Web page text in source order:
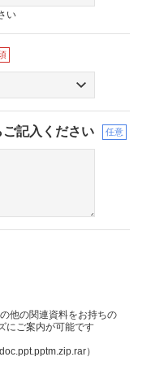
い
記入ください 任意
他の関連資料をお持ちの
にご案内が可能です
）